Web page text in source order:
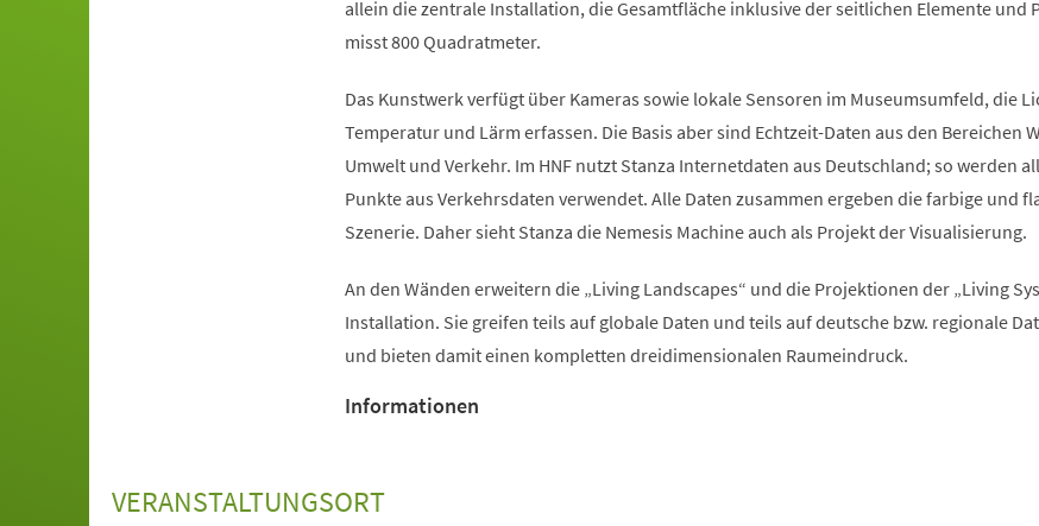
allein die zentrale Installation, die Gesamtfläche inklusive der seitlichen Elemente und
misst 800 Quadratmeter.
Das Kunstwerk verfügt über Kameras sowie lokale Sensoren im Museumsumfeld, die
Temperatur und Lärm erfassen. Die Basis aber sind Echtzeit-Daten aus den Bereichen
Umwelt und Verkehr. Im HNF nutzt Stanza Internetdaten aus Deutschland; so werden
Punkte aus Verkehrsdaten verwendet. Alle Daten zusammen ergeben die farbige und
Szenerie. Daher sieht Stanza die Nemesis Machine auch als Projekt der Visualisierung.
An den Wänden erweitern die „Living Landscapes“ und die Projektionen der „Living
Installation. Sie greifen teils auf globale Daten und teils auf deutsche bzw. regionale
und bieten damit einen kompletten dreidimensionalen Raumeindruck.
Informationen
VERANSTALTUNGSORT